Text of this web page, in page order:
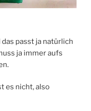
passt ja natürlich
ja immer aufs
es nicht, also